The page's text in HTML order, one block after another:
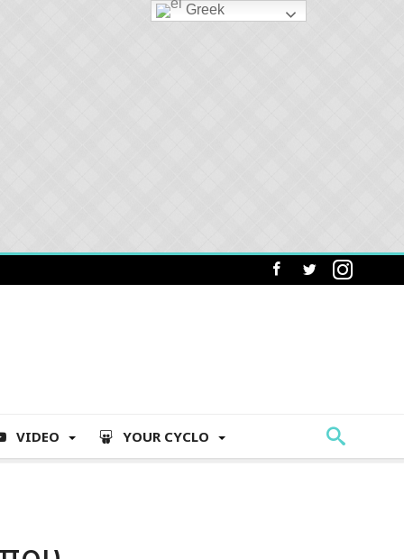
VIDEO YOUR CYCLO
Greek